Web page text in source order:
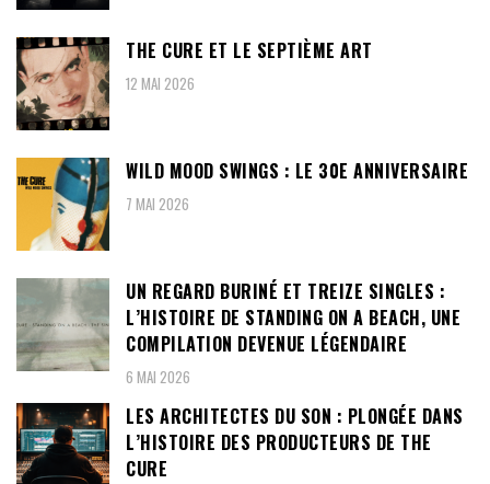
THE CURE ET LE SEPTIÈME ART
12 MAI 2026
WILD MOOD SWINGS : LE 30E ANNIVERSAIRE
7 MAI 2026
UN REGARD BURINÉ ET TREIZE SINGLES :
L’HISTOIRE DE STANDING ON A BEACH, UNE
COMPILATION DEVENUE LÉGENDAIRE
6 MAI 2026
LES ARCHITECTES DU SON : PLONGÉE DANS
L’HISTOIRE DES PRODUCTEURS DE THE
CURE